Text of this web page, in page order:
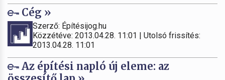
Cég »
Szerző: Építésijog.hu
Közzétéve: 2013.04.28. 11:01 | Utolsó frissítés:
2013.04.28. 11:01
Az építési napló új eleme: az